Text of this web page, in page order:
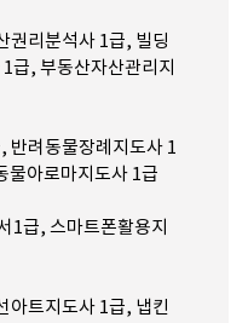
권리분석사 1급, 빌딩
급, 부동산자산관리지
반려동물장례지도사 1
물아로마지도사 1급
1급, 스마트폰활용지
아트지도사 1급, 냅킨